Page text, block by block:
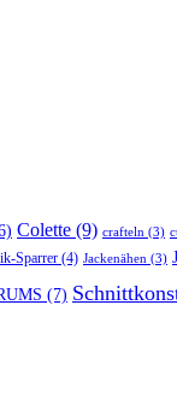
Colette (9) crafteln (3)
Sparrer (4) Jackenähen (3)
(7)